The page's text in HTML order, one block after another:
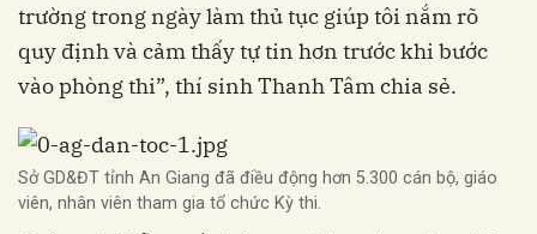
trường trong ngày làm thủ tục giúp tôi nắm rõ
quy định và cảm thấy tự tin hơn trước khi bước
vào phòng thi”, thí sinh Thanh Tâm chia sẻ.
Sở GD&ĐT tỉnh An Giang đã điều động hơn 5.300 cán bộ, giáo
viên, nhân viên tham gia tổ chức Kỳ thi.